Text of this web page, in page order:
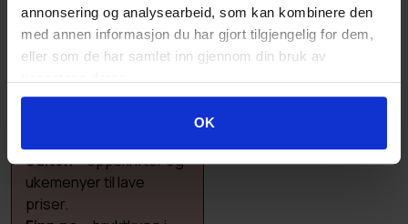
annonsering og analysearbeid, som kan kombinere den
med annen informasjon du har gjort tilgjengelig for dem,
eller som de har samlet inn gjennom din bruk av
OK
DISSE APPENE KAN
HJELPE DEG TIL Å
Mattilbud– oversikt
Sulten– oppskrifter og
ukemenyer til lave
priser.